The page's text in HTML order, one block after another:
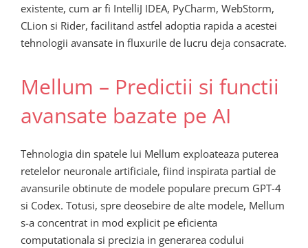
existente, cum ar fi IntelliJ IDEA, PyCharm, WebStorm,
CLion si Rider, facilitand astfel adoptia rapida a acestei
tehnologii avansate in fluxurile de lucru deja consacrate.
Mellum – Predictii si functii
avansate bazate pe AI
Tehnologia din spatele lui Mellum exploateaza puterea
retelelor neuronale artificiale, fiind inspirata partial de
avansurile obtinute de modele populare precum GPT-4
si Codex. Totusi, spre deosebire de alte modele, Mellum
s-a concentrat in mod explicit pe eficienta
computationala si precizia in generarea codului